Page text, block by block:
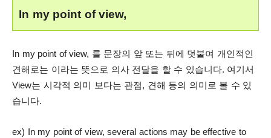
In my point of view,
In my point of view, 를 문장의 앞 또는 뒤에 덧붙여 개인적인
견해로는 이라는 뜻으로 의사 전달을 할 수 있습니다. 여기서
View는 시각적 의미 보다는 관점, 견해 등의 의미로 볼 수 있
습니다.
ex) In my point of view, several actions may be effective to